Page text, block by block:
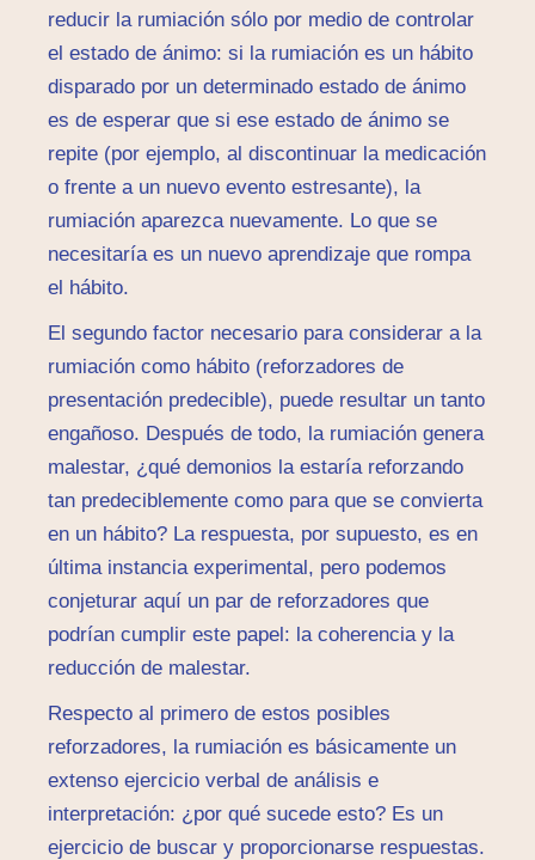
reducir la rumiación sólo por medio de controlar
el estado de ánimo: si la rumiación es un hábito
disparado por un determinado estado de ánimo
es de esperar que si ese estado de ánimo se
repite (por ejemplo, al discontinuar la medicación
o frente a un nuevo evento estresante), la
rumiación aparezca nuevamente. Lo que se
necesitaría es un nuevo aprendizaje que rompa
el hábito.
El segundo factor necesario para considerar a la
rumiación como hábito (reforzadores de
presentación predecible), puede resultar un tanto
engañoso. Después de todo, la rumiación genera
malestar, ¿qué demonios la estaría reforzando
tan predeciblemente como para que se convierta
en un hábito? La respuesta, por supuesto, es en
última instancia experimental, pero podemos
conjeturar aquí un par de reforzadores que
podrían cumplir este papel: la coherencia y la
reducción de malestar.
Respecto al primero de estos posibles
reforzadores, la rumiación es básicamente un
extenso ejercicio verbal de análisis e
interpretación: ¿por qué sucede esto? Es un
ejercicio de buscar y proporcionarse respuestas.